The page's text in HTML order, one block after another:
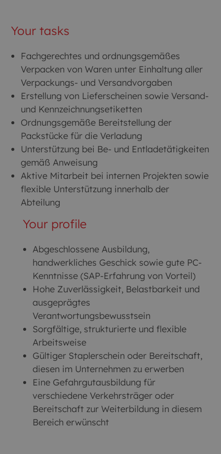
Your tasks
Fachgerechtes und ordnungsgemäßes
Verpacken von Waren unter Einhaltung aller
Verpackungs- und Versandvorgaben
Erstellung von Lieferscheinen sowie Versand-
und Kennzeichnungsetiketten
Ordnungsgemäße Bereitstellung der
Packstücke für die Verladung
Unterstützung bei Be- und Entladetätigkeiten
gemäß Anweisung
Aktive Mitarbeit bei internen Projekten sowie
flexible Unterstützung innerhalb der
Abteilung
Your profile
Abgeschlossene Ausbildung,
handwerkliches Geschick sowie gute PC-
Kenntnisse (SAP-Erfahrung von Vorteil)
Hohe Zuverlässigkeit, Belastbarkeit und
ausgeprägtes
Verantwortungsbewusstsein
Sorgfältige, strukturierte und flexible
Arbeitsweise
Gültiger Staplerschein oder Bereitschaft,
diesen im Unternehmen zu erwerben
Eine Gefahrgutausbildung für
verschiedene Verkehrsträger oder
Bereitschaft zur Weiterbildung in diesem
Bereich erwünscht